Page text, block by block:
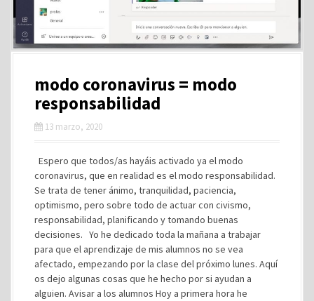
modo coronavirus = modo
responsabilidad
13 marzo, 2020
Espero que todos/as hayáis activado ya el modo
coronavirus, que en realidad es el modo responsabilidad.
Se trata de tener ánimo, tranquilidad, paciencia,
optimismo, pero sobre todo de actuar con civismo,
responsabilidad, planificando y tomando buenas
decisiones. Yo he dedicado toda la mañana a trabajar
para que el aprendizaje de mis alumnos no se vea
afectado, empezando por la clase del próximo lunes. Aquí
os dejo algunas cosas que he hecho por si ayudan a
alguien. Avisar a los alumnos Hoy a primera hora he